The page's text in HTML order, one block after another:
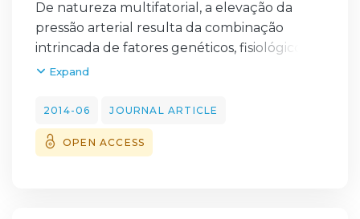
De natureza multifatorial, a elevação da
pressão arterial resulta da combinação
intrincada de fatores genéticos, fisiológicos e
ambientais. Diversos estudos
experimentais confirmam o papel de certos
padrões alimentares (DASH e dieta
mediterrânica) e de vários nutrientes e
Expand
2014-06 JOURNAL ARTICLE
OPEN ACCESS